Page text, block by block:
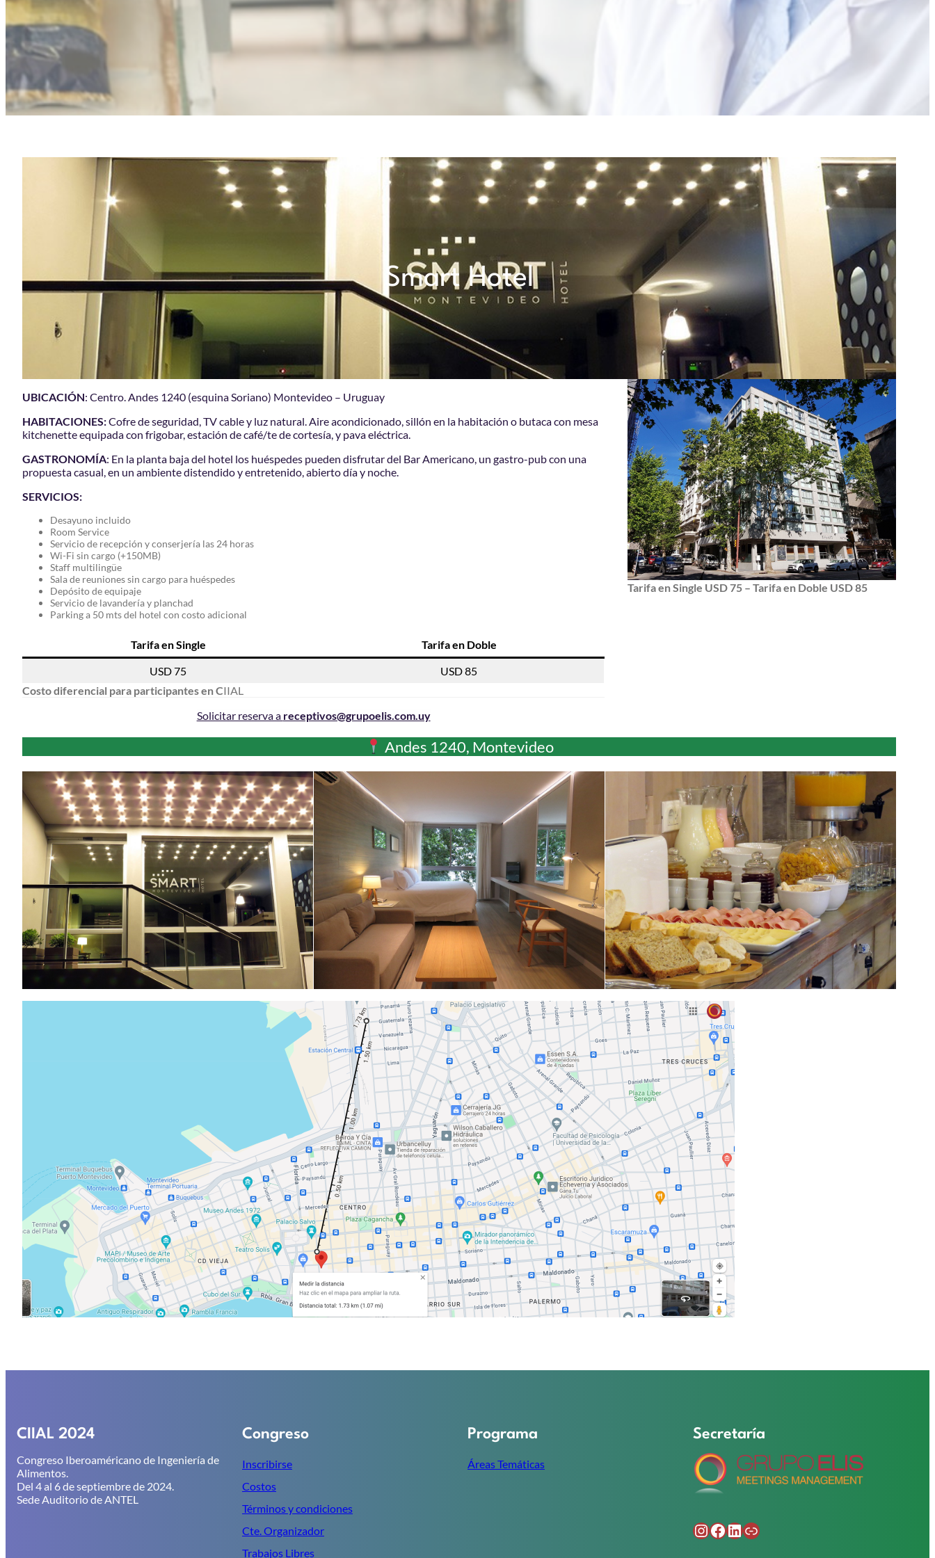
Smart Hotel
UBICACIÓN: Centro. Andes 1240 (esquina Soriano) Montevideo – Uruguay
HABITACIONES:Cofre de seguridad, TV cable y luz natural. Aire acondicionado, sillón en la habitación o butaca con mesa
kitchenette equipada con frigobar, estación de café/te de cortesía, y pava eléctrica.
GASTRONOMÍA: En la planta baja del hotel los huéspedes pueden disfrutar del Bar Americano, un gastro-pub con una
propuesta casual, en un ambiente distendido y entretenido, abierto día y noche.
SERVICIOS:
Desayuno incluido
Room Service
Servicio de recepción y conserjería las 24 horas
Wi-Fi sin cargo (+150MB)
Staff multilingüe
Sala de reuniones sin cargo para huéspedes
Depósito de equipaje
Servicio de lavandería y planchad
Parking a 50 mts del hotel con costo adicional
Tarifa en Single
Tarifa en Doble
USD 75
USD 85
Costo diferencial para participantes en CIIAL
Solicitar reserva a receptivos@grupoelis.com.uy
Tarifa en Single USD 75 – Tarifa en Doble USD 85
Andes 1240, Montevideo
CIIAL 2024
Congreso Iberoaméricano de Ingeniería de
Alimentos.
Del 4 al 6 de septiembre de 2024.
Sede Auditorio de ANTEL
Congreso
Inscribirse
Costos
Términos y condiciones
Cte. Organizador
Trabajos Libres
Programa
Áreas Temáticas
Secretaría
InstagramFacebook LinkedIn Enlace